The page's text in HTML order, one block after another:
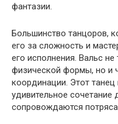
фантазии.
Большинство танцоров,
его за сложность и
его исполнения. Вальс не
физической формы, но и
координации. Этот
удивительное сочетание
сопровождаются